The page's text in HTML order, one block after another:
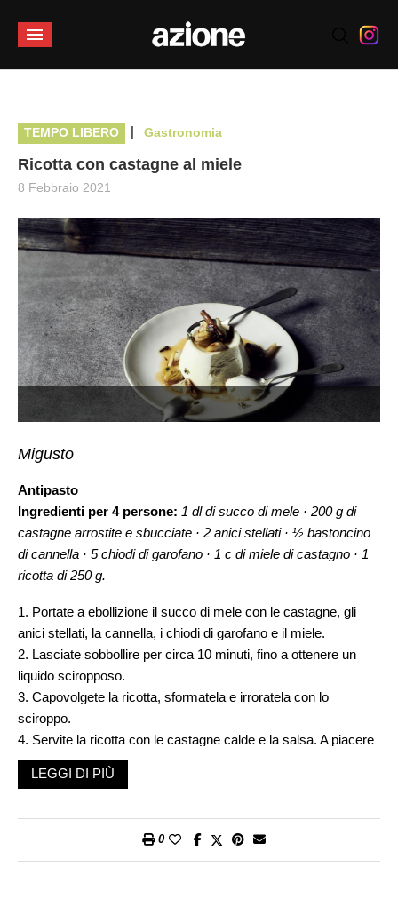
TEMPO LIBERO | Gastronomia
Ricotta con castagne al miele
8 Febbraio 2021
Migusto
Antipasto
Ingredienti per 4 persone: 1 dl di succo di mele · 200 g di
castagne arrostite e sbucciate · 2 anici stellati · ½ bastoncino
di cannella · 5 chiodi di garofano · 1 c di miele di castagno · 1
ricotta di 250 g.
1. Portate a ebollizione il succo di mele con le castagne, gli
anici stellati, la cannella, i chiodi di garofano e il miele.
2. Lasciate sobbollire per circa 10 minuti, fino a ottenere un
liquido sciropposo.
3. Capovolgete la ricotta, sformatela e irroratela con lo
sciroppo.
4. Servite la ricotta con le castagne calde e la salsa. A piacere
guarnite con qualche fogliolina di timo fresco.
Preparazione:circa 15 minuti.
LEGGI DI PIÙ
0